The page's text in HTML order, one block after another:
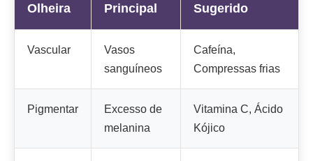
Olheira
Principal
Sugerido
Vascular
Vasos
sanguíneos
Cafeína,
Compressas frias
Pigmentar
Excesso de
melanina
Vitamina C, Ácido
Kójico